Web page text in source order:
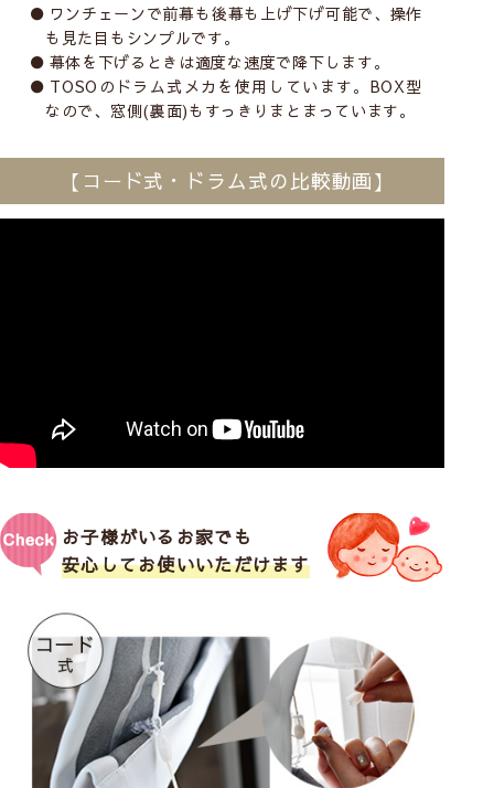
ワンチェーンで前幕も後幕も上げ下げ可能で、操作
も見た目もシンプルです。
幕体を下げるときは適度な速度で降下します。
TOSOのドラム式メカを使用しています。BOX型
なので、窓側(裏面)もすっきりまとまっています。
【コード式・ドラム式の比較動画】
お子様がいるお家でも
安心してお使いいただけます